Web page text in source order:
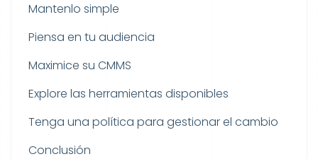
Mantenlo simple
Piensa en tu audiencia
Maximice su CMMS
Explore las herramientas disponibles
Tenga una política para gestionar el cambio
Conclusión